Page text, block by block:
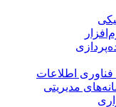
اطلاعات
مدیریتی